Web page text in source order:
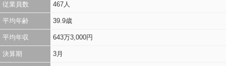
従業員数 467人
平均年齢 39.9歳
平均年収 643万3,000円
決算期 3月